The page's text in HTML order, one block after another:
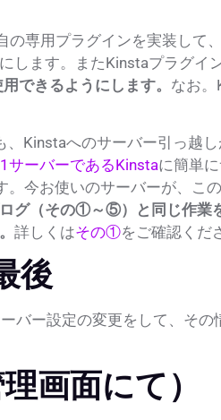
専用プラグインを実装して
にします。 またKinstaプラグイ
用できるようにします。 なお
、Kinstaへのサーバー引っ越し
サーバーであるKinstaに簡単
今お使いのサーバーが、こ
グ（その①～⑤）と同じ作業
詳しくはその①をご確認くだ
後
バー設定の変更をして、そ
画面にて）